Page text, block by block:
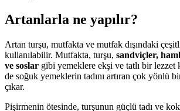
Artanlarla ne yapılır?
Artan turşu, mutfakta ve mutfak dışındaki
kullanılabilir. Mutfakta, turşu, sandviçler,
ve soslar gibi yemeklere ekşi ve tatlı bir lezzet
de soğuk yemeklerin tadını artıran çok yönlü
çıkar.
Pişirmenin ötesinde, turşunun güçlü tadı ve